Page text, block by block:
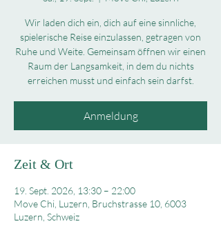
Wir laden dich ein, dich auf eine sinnliche,
spielerische Reise einzulassen, getragen von
Ruhe und Weite. Gemeinsam öffnen wir einen
Raum der Langsamkeit, in dem du nichts
erreichen musst und einfach sein darfst.
Anmeldung
Zeit & Ort
19. Sept. 2026, 13:30 – 22:00
Move Chi, Luzern, Bruchstrasse 10, 6003
Luzern, Schweiz